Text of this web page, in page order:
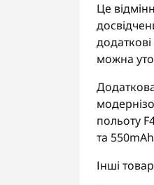
Це
додаткові
можна
польоту
та
Інші